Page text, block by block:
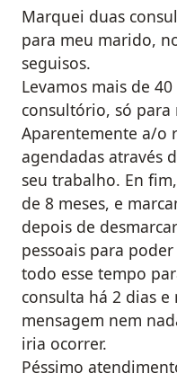
Marquei duas
para meu marido,
seguisos.
Levamos mais de
consultório, só para
Aparentemente a/o
agendadas através
seu trabalho. En
de 8 meses, e
depois de
pessoais para
todo esse tempo
consulta há 2 dias
mensagem nem
iria ocorrer.
Péssimo